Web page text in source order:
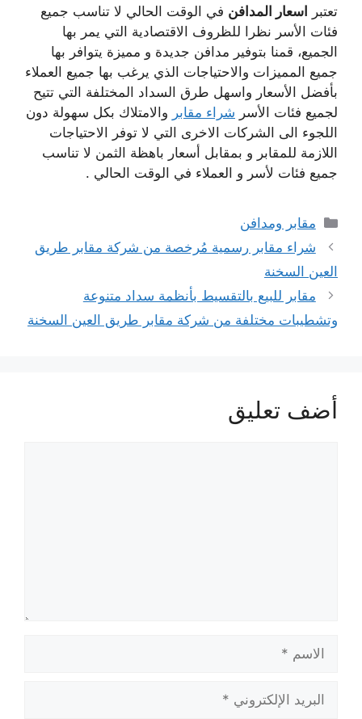
تعتبر اسعار المدافن في الوقت الحالي لا تناسب جميع
فئات الأسر نظرا للظروف الاقتصادية التي يمر بها
الجميع، قمنا بتوفير مدافن جديدة و مميزة يتوافر بها
جميع المميزات والاحتياجات الذي يرغب بها جميع العملاء
بأفضل الأسعار واسهل طرق السداد المختلفة التي تتيح
لجميع فئات الأسر شراء مقابر والامتلاك بكل سهولة دون
اللجوء الى الشركات الاخرى التي لا توفر الاحتياجات
اللازمة للمقابر و بمقابل أسعار باهظة الثمن لا تناسب
جميع فئات لأسر و العملاء في الوقت الحالي .
التصنيفات
مقابر ومدافن
شراء مقابر رسمية مُرخصة من شركة مقابر طريق
العين السخنة
مقابر للبيع بالتقسيط بأنظمة سداد متنوعة
وتشطيبات مختلفة من شركة مقابر طريق العين السخنة
أضف تعليق
الإلكتروني